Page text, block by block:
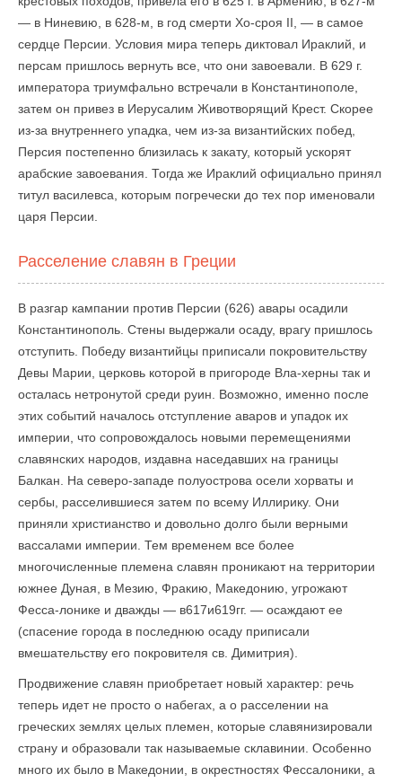
— в Ниневию, в 628-м, в год смерти Хо-сроя II, — в самое
сердце Персии. Условия мира теперь диктовал Ираклий, и
персам пришлось вернуть все, что они завоевали. В 629 г.
императора триумфально встречали в Константинополе,
затем он привез в Иерусалим Животворящий Крест. Скорее
из-за внутреннего упадка, чем из-за византийских побед,
Персия постепенно близилась к закату, который ускорят
арабские завоевания. Тогда же Ираклий официально принял
титул василевса, которым погречески до тех пор именовали
царя Персии.
Расселение славян в Греции
В разгар кампании против Персии (626) авары осадили
Константинополь. Стены выдержали осаду, врагу пришлось
отступить. Победу византийцы приписали покровительству
Девы Марии, церковь которой в пригороде Вла-херны так и
осталась нетронутой среди руин. Возможно, именно после
этих событий началось отступление аваров и упадок их
империи, что сопровождалось новыми перемещениями
славянских народов, издавна наседавших на границы
Балкан. На северо-западе полуострова осели хорваты и
сербы, расселившиеся затем по всему Иллирику. Они
приняли христианство и довольно долго были верными
вассалами империи. Тем временем все более
многочисленные племена славян проникают на территории
южнее Дуная, в Мезию, Фракию, Македонию, угрожают
Фесса-лонике и дважды — в617и619гг. — осаждают ее
(спасение города в последнюю осаду приписали
вмешательству его покровителя св. Димитрия).
Продвижение славян приобретает новый характер: речь
теперь идет не просто о набегах, а о расселении на
греческих землях целых племен, которые славянизировали
страну и образовали так называемые склавинии. Особенно
много их было в Македонии, в окрестностях Фессалоники, а